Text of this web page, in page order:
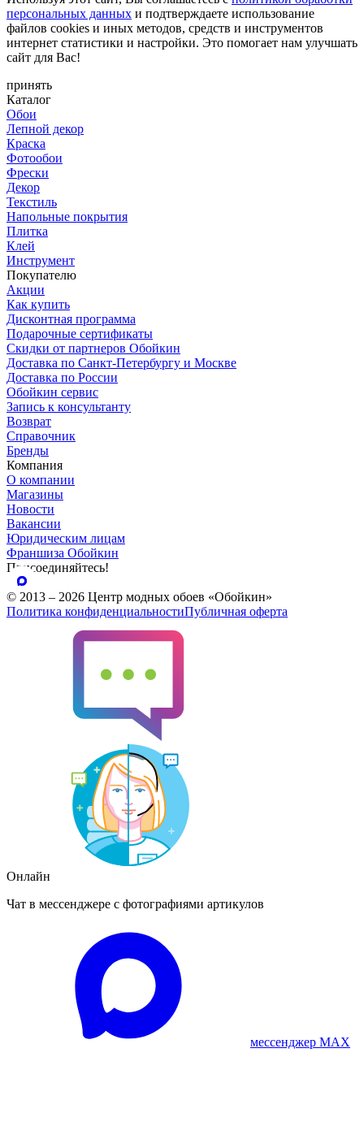
персональных данных и подтверждаете использование
файлов cookies и иных методов, средств и инструментов
интернет статистики и настройки. Это помогает нам улучшать
сайт для Вас!
принять
Каталог
Обои
Лепной декор
Краска
Фотообои
Фрески
Декор
Текстиль
Напольные покрытия
Плитка
Клей
Инструмент
Покупателю
Акции
Как купить
Дисконтная программа
Подарочные сертификаты
Скидки от партнеров Обойкин
Доставка по Санкт-Петербургу и Москве
Доставка по России
Обойкин сервис
Запись к консультанту
Возврат
Справочник
Бренды
Компания
О компании
Магазины
Новости
Вакансии
Юридическим лицам
Франшиза Обойкин
Присоединяйтесь!
© 2013 – 2026 Центр модных обоев «Обойкин»
Политика конфиденциальностиПубличная оферта
Онлайн
Чат в мессенджере с фотографиями артикулов
мессенджер MAX